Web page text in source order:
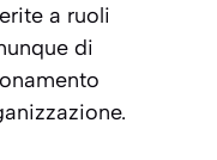
a ruoli
di